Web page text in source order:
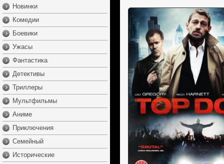
Новинки
Комедии
Боевики
Ужасы
Фантастика
Детективы
Триллеры
Мультфильмы
Аниме
Приключения
Семейный
Исторические